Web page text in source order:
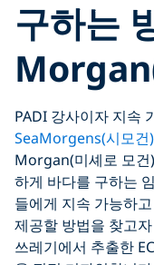
구하는
PADI 강사이자 지속
SeaMorgens(시모건)
Morgan(미셰로 모건
하게 바다를 구하는
들에게 지속 가능하
제공할 방법을 찾고
쓰레기에서 추출한